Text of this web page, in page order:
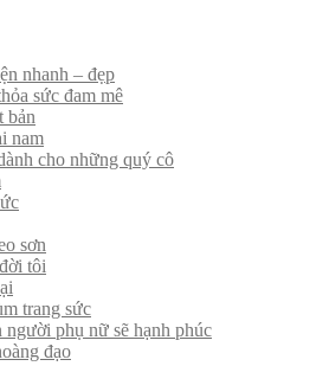
nhanh – đẹp
sức đam mê
bản
nam
cho những quý cô
sơn
tôi
trang sức
người phụ nữ sẽ hạnh phúc
đạo